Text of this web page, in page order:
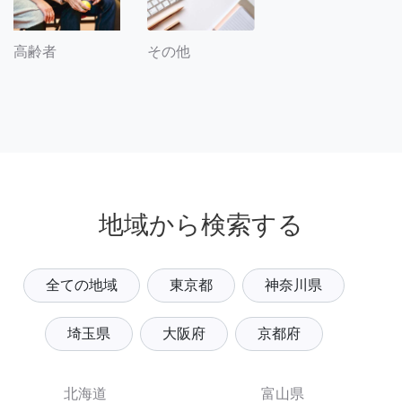
高齢者 その他
地域から検索する
全ての地域 東京都 神奈川県
埼玉県 大阪府 京都府
北海道
富山県